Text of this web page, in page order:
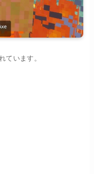
ています。